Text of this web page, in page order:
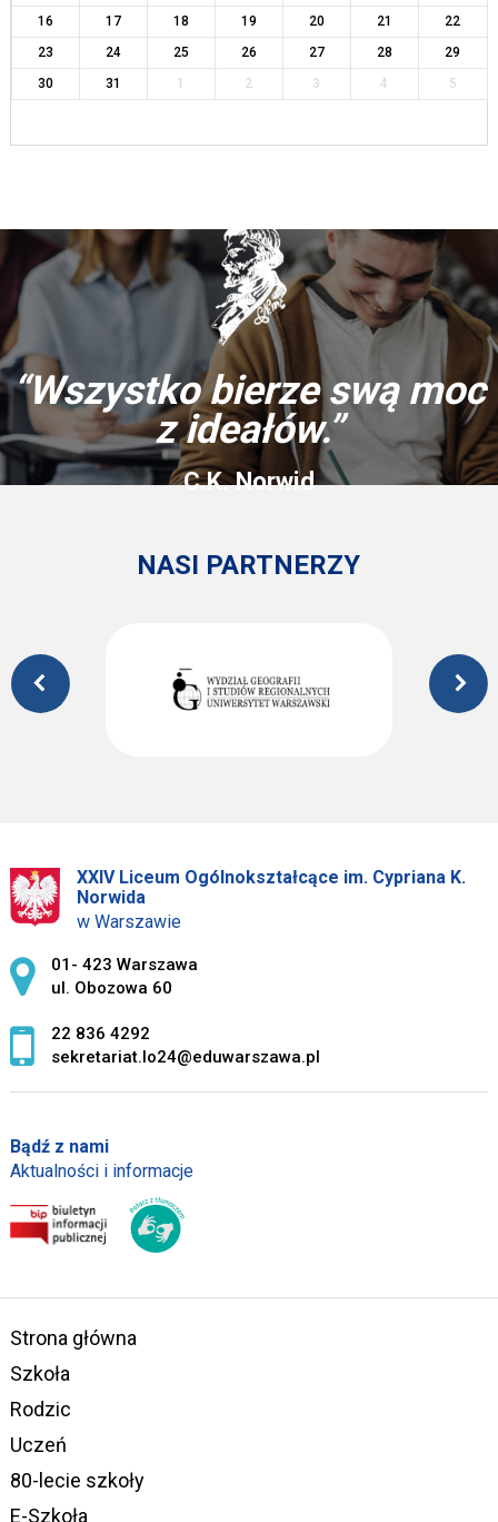
16
17 18 19 20 21
22
23
24 25 26 27 28
29
30
31 1 2 3 4 5
“Wszystko bierze swą moc
z ideałów.”
C.K. Norwid
NASI PARTNERZY
XXIV Liceum Ogólnokształcące im. Cypriana K.
Norwida
w Warszawie
Adres pocztowy:
01- 423 Warszawa
ul. Obozowa 60
22 836 4292
sekretariat.lo24@eduwarszawa.pl
Bądź z nami
Aktualności i informacje
Strona główna
Szkoła
Rodzic
Uczeń
80-lecie szkoły
E-Szkoła